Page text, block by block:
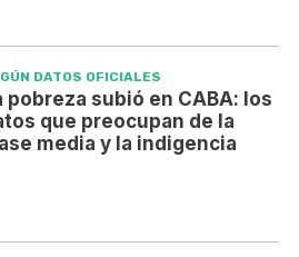
DATOS OFICIALES
pobreza subió en CABA: los
que preocupan de la
media y la indigencia